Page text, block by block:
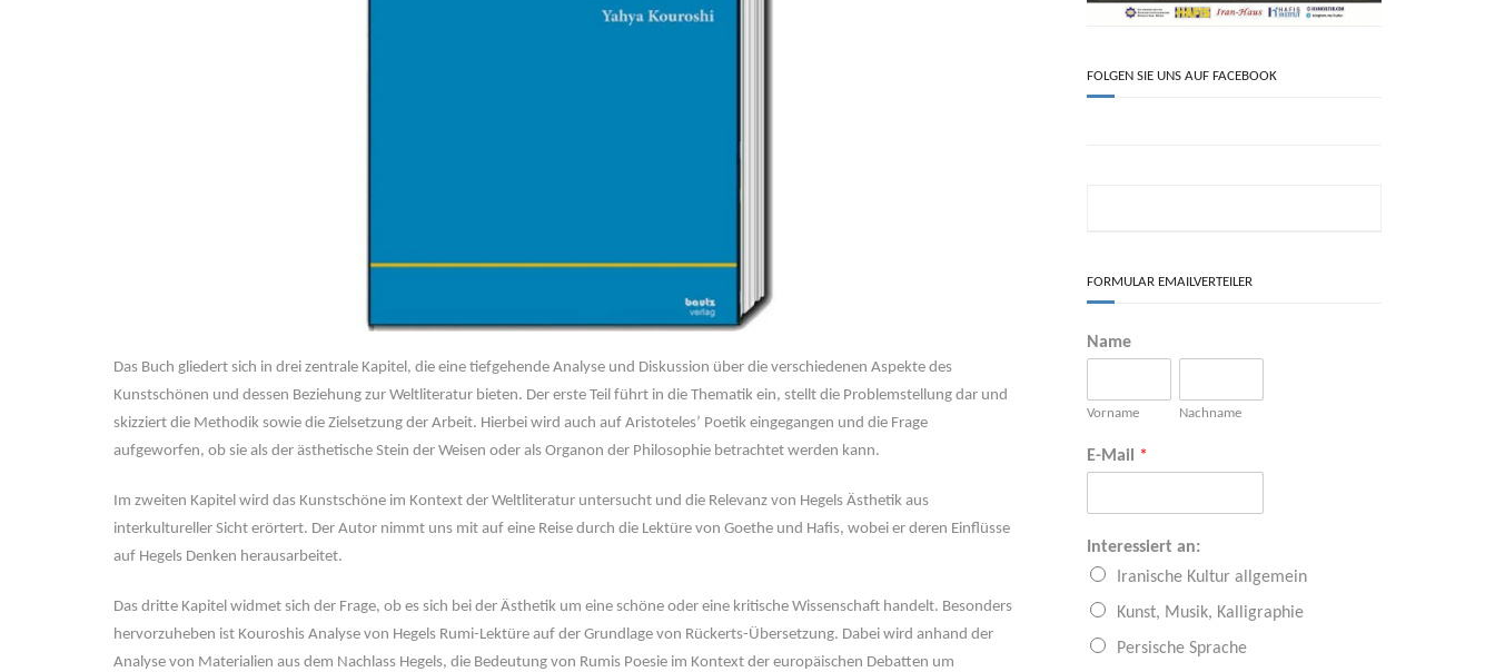
Das Buch gliedert sich in drei zentrale Kapitel, die eine tiefgehende Analyse und Diskussion über die verschiedenen Aspekte des
Kunstschönen und dessen Beziehung zur Weltliteratur bieten. Der erste Teil führt in die Thematik ein, stellt die Problemstellung dar und
skizziert die Methodik sowie die Zielsetzung der Arbeit. Hierbei wird auch auf Aristoteles’ Poetik eingegangen und die Frage
aufgeworfen, ob sie als der ästhetische Stein der Weisen oder als Organon der Philosophie betrachtet werden kann.
Im zweiten Kapitel wird das Kunstschöne im Kontext der Weltliteratur untersucht und die Relevanz von Hegels Ästhetik aus
interkultureller Sicht erörtert. Der Autor nimmt uns mit auf eine Reise durch die Lektüre von Goethe und Hafis, wobei er deren Einflüsse
auf Hegels Denken herausarbeitet.
Das dritte Kapitel widmet sich der Frage, ob es sich bei der Ästhetik um eine schöne oder eine kritische Wissenschaft handelt. Besonders
hervorzuheben ist Kouroshis Analyse von Hegels Rumi-Lektüre auf der Grundlage von Rückerts-Übersetzung. Dabei wird anhand der
Analyse von Materialien aus dem Nachlass Hegels, die Bedeutung von Rumis Poesie im Kontext der europäischen Debatten um
FOLGEN SIE UNS AUF FACEBOOK
FORMULAR EMAILVERTEILER
Name
Vorname Nachname
E-Mail *
Interessiert an:
Iranische Kultur allgemein
Kunst, Musik, Kalligraphie
Persische Sprache